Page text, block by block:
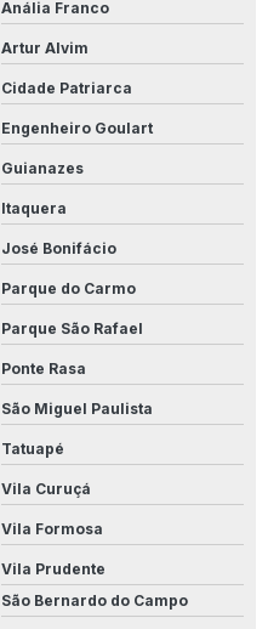
Anália Franco
Artur Alvim
Cidade Patriarca
Engenheiro Goulart
Guianazes
Itaquera
José Bonifácio
Parque do Carmo
Parque São Rafael
Ponte Rasa
São Miguel Paulista
Tatuapé
Vila Curuçá
Vila Formosa
Vila Prudente
São Bernardo do Campo